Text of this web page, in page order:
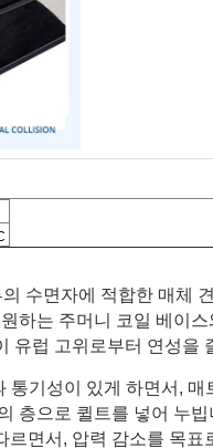
의 수면자에 적합한 매체
하는 주머니 코일 베이
유럽 고위로부터 연성을
통기성이 있게 하면서,
층으로 퀼트를 넣어 누
면서, 압력 감소를 목표